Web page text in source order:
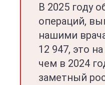
В 2025 году
операций,
нашими
12 947, это
чем в 2024
заметный